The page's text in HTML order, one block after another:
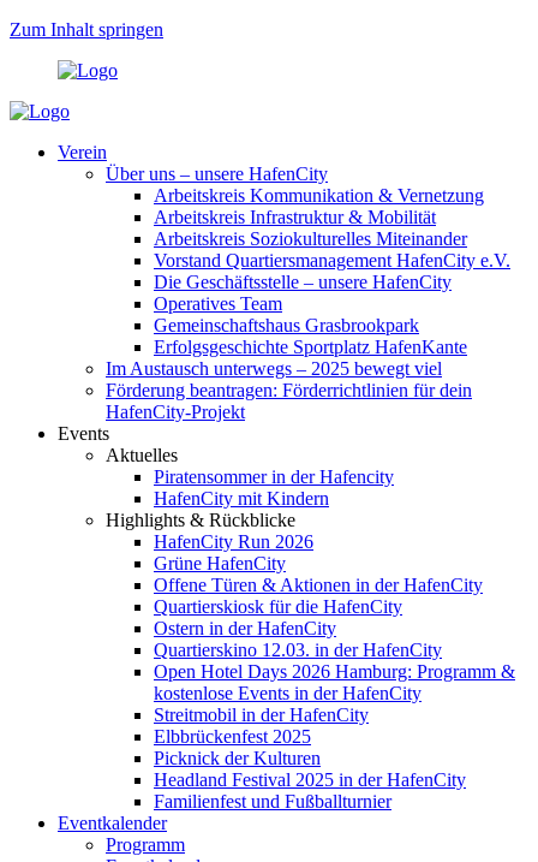
Zum Inhalt springen
Verein
Über uns – unsere HafenCity
Arbeitskreis Kommunikation & Vernetzung
Arbeitskreis Infrastruktur & Mobilität
Arbeitskreis Soziokulturelles Miteinander
Vorstand Quartiersmanagement HafenCity e.V.
Die Geschäftsstelle – unsere HafenCity
Operatives Team
Gemeinschaftshaus Grasbrookpark
Erfolgsgeschichte Sportplatz HafenKante
Im Austausch unterwegs – 2025 bewegt viel
Förderung beantragen: Förderrichtlinien für dein
HafenCity-Projekt
Events
Aktuelles
Piratensommer in der Hafencity
HafenCity mit Kindern
Highlights & Rückblicke
HafenCity Run 2026
Grüne HafenCity
Offene Türen & Aktionen in der HafenCity
Quartierskiosk für die HafenCity
Ostern in der HafenCity
Quartierskino 12.03. in der HafenCity
Open Hotel Days 2026 Hamburg: Programm &
kostenlose Events in der HafenCity
Streitmobil in der HafenCity
Elbbrückenfest 2025
Picknick der Kulturen
Headland Festival 2025 in der HafenCity
Familienfest und Fußballturnier
Eventkalender
Programm